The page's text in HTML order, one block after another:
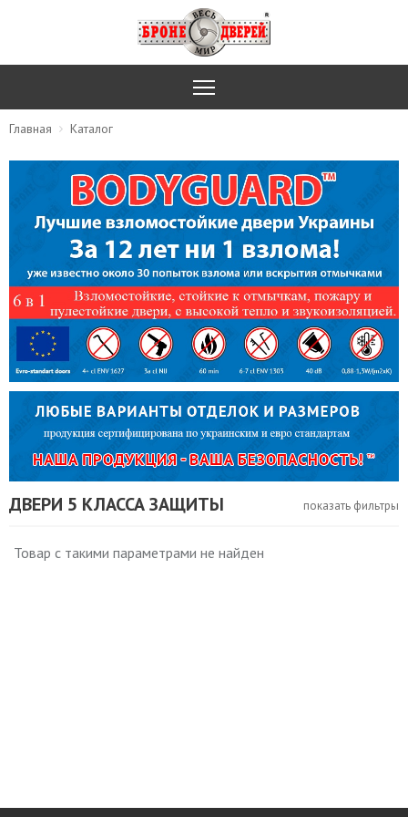
Главная Каталог
ДВЕРИ 5 КЛАССА ЗАЩИТЫ показать фильтры
Товар с такими параметрами не найден